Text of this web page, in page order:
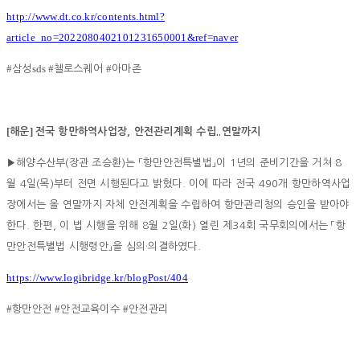
http://www.dt.co.kr/contents.html?
article_no=2022080402101231650001&ref=naver
#삼성sds #첼로스퀘어#아마존
[해운] 전국 항만하역사업장, 안전관리계획 수립..연말까지
▶해양수산부(장관 조승환)는 「항만안전특별법」이 1년의 준비기간을 거쳐 8
월 4일(목)부터 전면 시행된다고 밝혔다. 이에 따라 전국 490개 항만하역사업
장에서는 올 연말까지 자체 안전계획을 수립하여 항만관리청의 승인을 받아야
한다. 한편, 이 법 시행을 위해 8월 2일(화) 열린 제34회 국무회의에서는 「항
만안전특별법 시행령안」을 심의·의결하였다.
https://www.logibridge.kr/blogPost/404
#항만안전#안전교육이수#안전관리